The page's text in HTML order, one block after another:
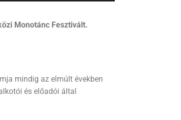
Monotánc Fesztivált.
mindig az elmúlt években
és előadói által